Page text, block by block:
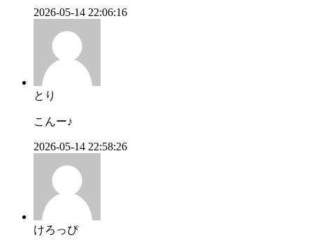
2026-05-14 22:06:16
とり
こんー♪
2026-05-14 22:58:26
けろっぴ